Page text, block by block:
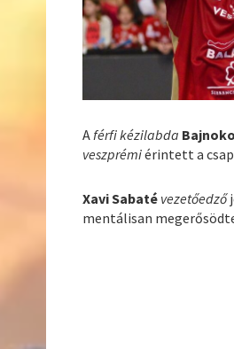
Aférfi kézilabda
veszprémiérintett a
Xavi Sabaté vezetőedző
mentálisan